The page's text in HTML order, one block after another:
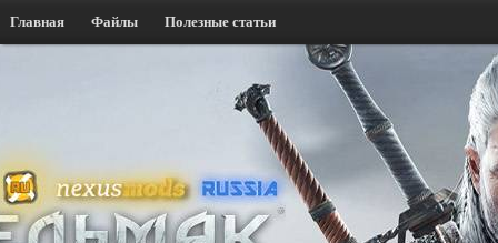
Главная Файлы Полезные статьи